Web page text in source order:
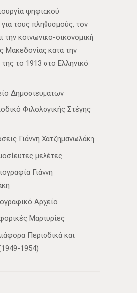
ψηφιακού
τους πληθυσμούς, τον
την κοινωνικο-οικονομική
Μακεδονίας κατά την
το 1913 στο Ελληνικό
Δημοσιευμάτων
Φιλολογικής Στέγης
Γιάννη Χατζημανωλάκη
μελέτες
Γιάννη
Αρχείο
Μαρτυρίες
Περιοδικά και
1954)